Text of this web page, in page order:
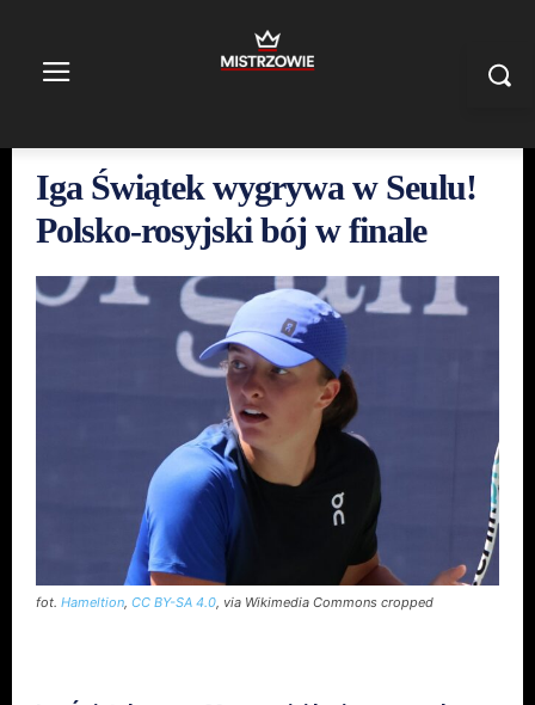
Iga Świątek wygrywa w Seulu!
Polsko-rosyjski bój w finale
fot. Hameltion CC BY-SA 4.0 , via Wikimedia Commons cropped